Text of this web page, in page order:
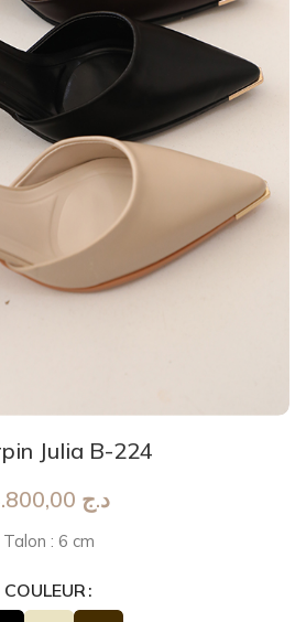
Julia B-224
د.ج
Talon : 6 cm
COULEUR